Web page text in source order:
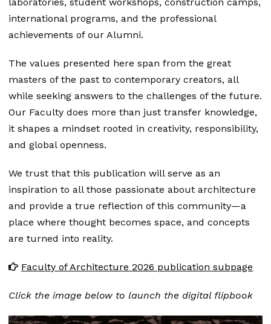
international programs, and the professional
achievements of our Alumni.
The values presented here span from the great
masters of the past to contemporary creators, all
while seeking answers to the challenges of the future.
Our Faculty does more than just transfer knowledge,
it shapes a mindset rooted in creativity, responsibility,
and global openness.
We trust that this publication will serve as an
inspiration to all those passionate about architecture
and provide a true reflection of this community—a
place where thought becomes space, and concepts
are turned into reality.
Faculty of Architecture 2026 publication subpage
Click the image below to launch the digital flipbook